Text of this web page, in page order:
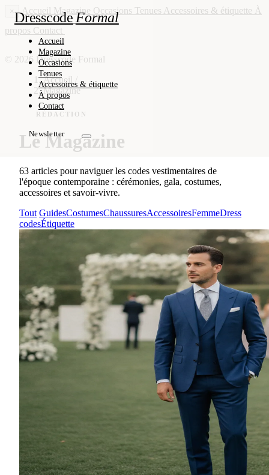
DresscodeFormal
Accueil
Magazine
Occasions
Tenues
Accessoires & étiquette
À propos
Contact
Newsletter
× Accueil Magazine Occasions Tenues Accessoires & étiquette À
propos Contact
© 2026 Dresscode Formal
Accueil /
Magazine
RÉDACTION
Le Magazine
63 articles pour naviguer les codes vestimentaires de
l'époque contemporaine : cérémonies, gala, costumes,
accessoires et savoir-vivre.
Tout GuidesCostumesChaussuresAccessoiresFemmeDress
codesÉtiquette